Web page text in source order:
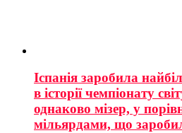
Іспанія заробила
в історії чемпіонату
однаково мізер, у
мільярдами, що